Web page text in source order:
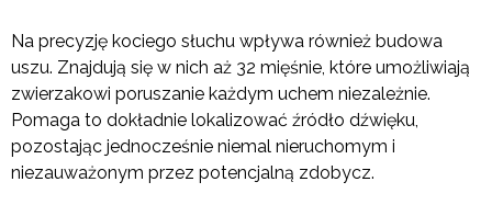
Na precyzję kociego słuchu wpływa również budowa
uszu. Znajdują się w nich aż 32 mięśnie, które umożliwiają
zwierzakowi poruszanie każdym uchem niezależnie.
Pomaga to dokładnie lokalizować źródło dźwięku,
pozostając jednocześnie niemal nieruchomym i
niezauważonym przez potencjalną zdobycz.